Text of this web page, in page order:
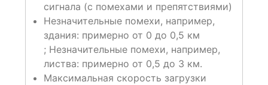
сигнала (с помехами и препятствиями)
Незначительные помехи, например,
здания: примерно от 0 до 0,5 км
; Незначительные помехи, например,
листва: примерно от 0,5 до 3 км.
Максимальная скорость загрузки